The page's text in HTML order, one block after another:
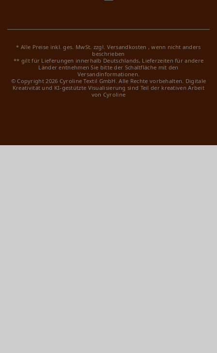
* Alle Preise inkl. ges. MwSt. zzgl. Versandkosten , wenn nicht anders
beschrieben
** gilt für Lieferungen innerhalb Deutschlands, Lieferzeiten für andere
Länder entnehmen Sie bitte der Schaltfläche mit den
Versandinformationen.
© Copyright 2026 Cyroline Textil GmbH. Alle Rechte vorbehalten. Digitale
Kreativität und KI-gestützte Visualisierung sind Teil der kreativen Arbeit
von Cyroline